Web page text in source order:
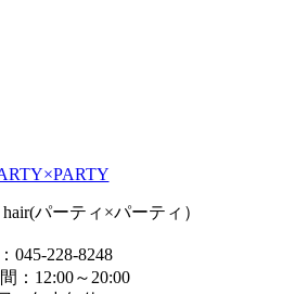
パーティ×パーティ）
045-228-8248
：12:00～20:00